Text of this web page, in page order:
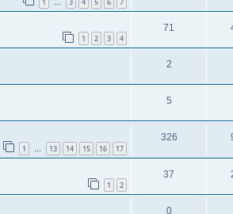
…
1 2 3 4
71
2
5
1 … 13 14 15 16 17
326
1 2
37
0